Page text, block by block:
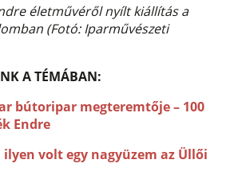
életművéről nyílt kiállítás a
(Fotó: Iparművészeti
A TÉMÁBAN:
bútoripar megteremtője – 100
Endre
volt egy nagyüzem az Üllői